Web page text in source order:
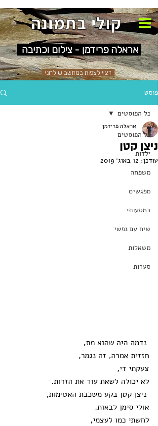
קולי בתמונה
אראלה פרידמן - צילום וכתיבה
רצוי לצפות במחשב שולחני
פוסט
כל הפוסטים
ילדות
משפחה
מפגשים
במסעותי
שיח עם נפשי
משאלות
סערות
כל הפוסטים
ניצן קטן
אראלה פרידמן
עודכן: 12 באוג׳ 2019
חזזית אמרה, זה נגמר,
צעקתי די,
לא יכולה לשאת עוד את הזרות.
אולי סימן לבאות.
לחשתי כמו לעצמי,